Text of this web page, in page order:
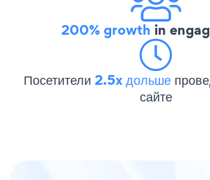
200% growth in
Посетители 2.5x дольше
сайте